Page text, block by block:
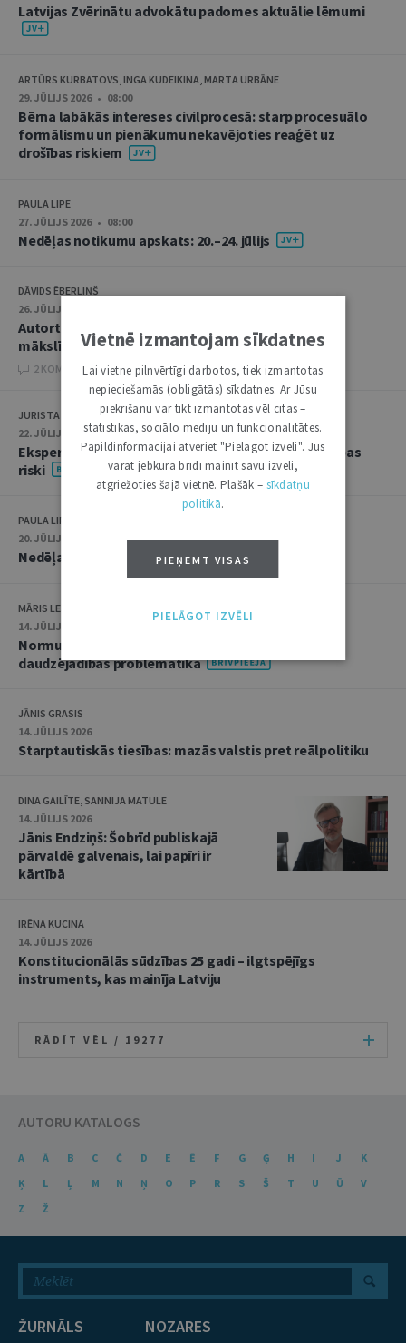
Latvijas Zvērinātu advokātu padomes aktuālie lēmumi
ARTŪRS KURBATOVS, INGA KUDEIKINA, MARTA URBĀNE
29. JŪLIJS 2026 • 08:00
Bērna labākās intereses civilprocesā: starp procesuālo
formālismu un pienākumu nekavējoties reaģēt uz
drošības riskiem
PAULA LIPE
27. JŪLIJS 2026 • 08:00
Nedēļas notikumu apskats: 20.–24. jūlijs
DĀVIDS ĒBERLIŅŠ
26. JŪLIJS 2026 • 08:00
Autortiesību subjekta un objekta juridiskie aspekti
mākslīgā intelekta kontekstā
2 KOMENTĀRI
JURISTA VĀRDS
22. JŪLIJS 2026 • 14:00
Ekspertu saruna jūlijā: krimināltiesības un būvniecības
riski
PAULA LIPE
20. JŪLIJS 2026 • 16:05
Nedēļas notikumu apskats: 13.–17. jūlijs
MĀRIS LEJA
14. JŪLIJS 2026
Normu konkurences un noziedzīgu nodarījumu
daudzējādības problemātika
JĀNIS GRASIS
14. JŪLIJS 2026
Starptautiskās tiesības: mazās valstis pret reālpolitiku
DINA GAILĪTE, SANNIJA MATULE
14. JŪLIJS 2026
Jānis Endziņš: Šobrīd publiskajā
pārvaldē galvenais, lai papīri ir
kārtībā
IRĒNA KUCINA
14. JŪLIJS 2026
Konstitucionālās sūdzības 25 gadi – ilgtspējīgs
instruments, kas mainīja Latviju
RĀDĪT VĒL / 19277
AUTORU KATALOGS
A Ā B C Č D E Ē F G Ģ H I J
K
Ķ
L Ļ M N Ņ O P R S Š T U Ū
V
Z
Ž
ŽURNĀLS NOZARES
Vietnē izmantojam sīkdatnes
Lai vietne pilnvērtīgi darbotos, tiek izmantotas
nepieciešamās (obligātās) sīkdatnes. Ar Jūsu
piekrišanu var tikt izmantotas vēl citas –
statistikas, sociālo mediju un funkcionalitātes.
Papildinformācijai atveriet "Pielāgot izvēli". Jūs
varat jebkurā brīdī mainīt savu izvēli,
atgriežoties šajā vietnē. Plašāk – sīkdatņu
politikā.
PIEŅEMT VISAS
PIELĀGOT IZVĒLI